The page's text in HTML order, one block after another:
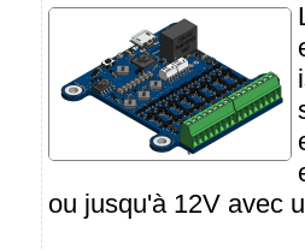
ou jusqu'à 12V avec